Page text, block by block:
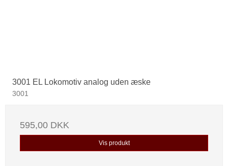
3001 EL Lokomotiv analog uden æske
3001
595,00 DKK
Vis produkt